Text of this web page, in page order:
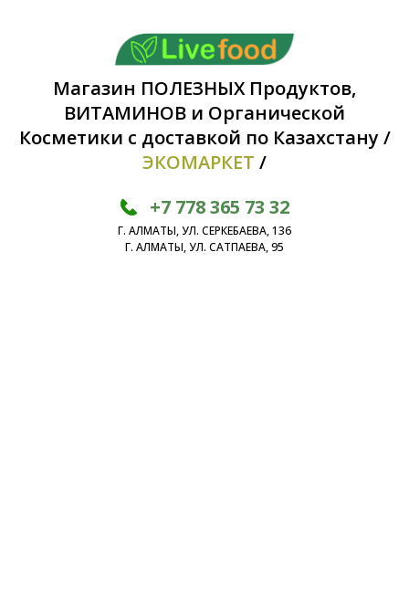
Магазин ПОЛЕЗНЫХ Продуктов,
ВИТАМИНОВ и Органической
Косметики с доставкой по Казахстану /
ЭКОМАРКЕТ /
+7 778 365 73 32
Г. АЛМАТЫ, УЛ. СЕРКЕБАЕВА, 136
Г. АЛМАТЫ, УЛ. САТПАЕВА, 95